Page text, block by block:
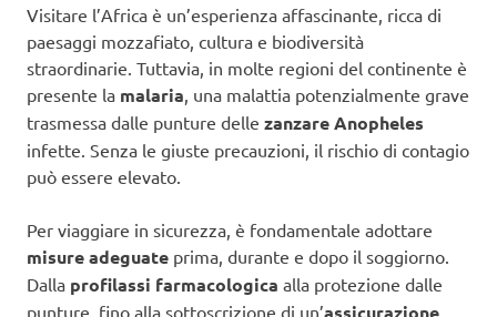
Visitare l’Africa è un’esperienza affascinante, ricca di
paesaggi mozzafiato, cultura e biodiversità
straordinarie. Tuttavia, in molte regioni del continente è
presente la malaria, una malattia potenzialmente grave
trasmessa dalle punture delle zanzare Anopheles
infette. Senza le giuste precauzioni, il rischio di contagio
può essere elevato.
Per viaggiare in sicurezza, è fondamentale adottare
misure adeguate prima, durante e dopo il soggiorno.
Dalla profilassi farmacologica alla protezione dalle
punture, fino alla sottoscrizione di un’